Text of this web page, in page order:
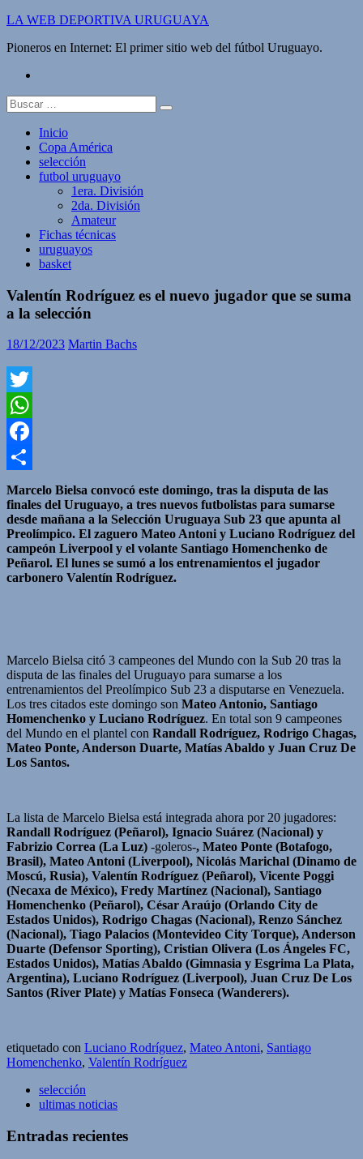
Saltar
contenido
LA WEB DEPORTIVA URUGUAYA
Pioneros en Internet: El primer sitio web del fútbol Uruguayo.
Buscar:
Inicio
Copa América
selección
futbol uruguayo
1era. División
2da. División
Amateur
Fichas técnicas
uruguayos
basket
Valentín Rodríguez es el nuevo jugador que se suma
a la selección
18/12/2023 Martin Bachs
Twitter
WhatsApp
Facebook
Compartir
Marcelo Bielsa convocó este domingo, tras la disputa de las
finales del Uruguayo, a tres nuevos futbolistas para sumarse
desde mañana a la Selección Uruguaya Sub 23 que apunta al
Preolímpico. El zaguero Mateo Antoni y Luciano Rodríguez del
campeón Liverpool y el volante Santiago Homenchenko de
Peñarol. El lunes se sumó a los entrenamientos el jugador
carbonero Valentín Rodríguez.
Marcelo Bielsa citó 3 campeones del Mundo con la Sub 20 tras la
disputa de las finales del Uruguayo para sumarse a los
entrenamientos del Preolímpico Sub 23 a disputarse en Venezuela.
Los tres citados este domingo son Mateo Antonio, Santiago
Homenchenko y Luciano Rodríguez. En total son 9 campeones
del Mundo en el plantel con Randall Rodríguez, Rodrigo Chagas,
Mateo Ponte, Anderson Duarte, Matías Abaldo y Juan Cruz De
Los Santos.
La lista de Marcelo Bielsa está integrada ahora por 20 jugadores:
Randall Rodríguez (Peñarol), Ignacio Suárez (Nacional) y
Fabrizio Correa (La Luz) -goleros-, Mateo Ponte (Botafogo,
Brasil), Mateo Antoni (Liverpool), Nicolás Marichal (Dinamo de
Moscú, Rusia), Valentín Rodríguez (Peñarol), Vicente Poggi
(Necaxa de México), Fredy Martínez (Nacional), Santiago
Homenchenko (Peñarol), César Araújo (Orlando City de
Estados Unidos), Rodrigo Chagas (Nacional), Renzo Sánchez
(Nacional), Tiago Palacios (Montevideo City Torque), Anderson
Duarte (Defensor Sporting), Cristian Olivera (Los Ángeles FC,
Estados Unidos), Matías Abaldo (Gimnasia y Esgrima La Plata,
Argentina), Luciano Rodríguez (Liverpool), Juan Cruz De Los
Santos (River Plate) y Matías Fonseca (Wanderers).
etiquetado con Luciano Rodríguez, Mateo Antoni, Santiago
Homenchenko, Valentín Rodríguez
selección
ultimas noticias
Entradas recientes